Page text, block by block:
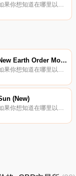
如果你想知道在哪里以当前价格购买SwapFish,目前交易{SwapFish]股票的顶级加密货币交易所是Uniswap（V3）（ArFISHtrum）和HotFISHt。您可以在我们的加密货币交易所页面上找到其他列表。FISH令牌是SwapFish生态系统原生的治理和实用令牌.
New Earth Order Money
(New)
如果你想知道在哪里以当前价格购买Sun (New),目前交易{Sun (New)]股票的顶级加密货币交易所是Binance、OKX、CoinW、Bitrue和BySUNt。您可以在我们的加密货币交易所页面上找到其他列表.